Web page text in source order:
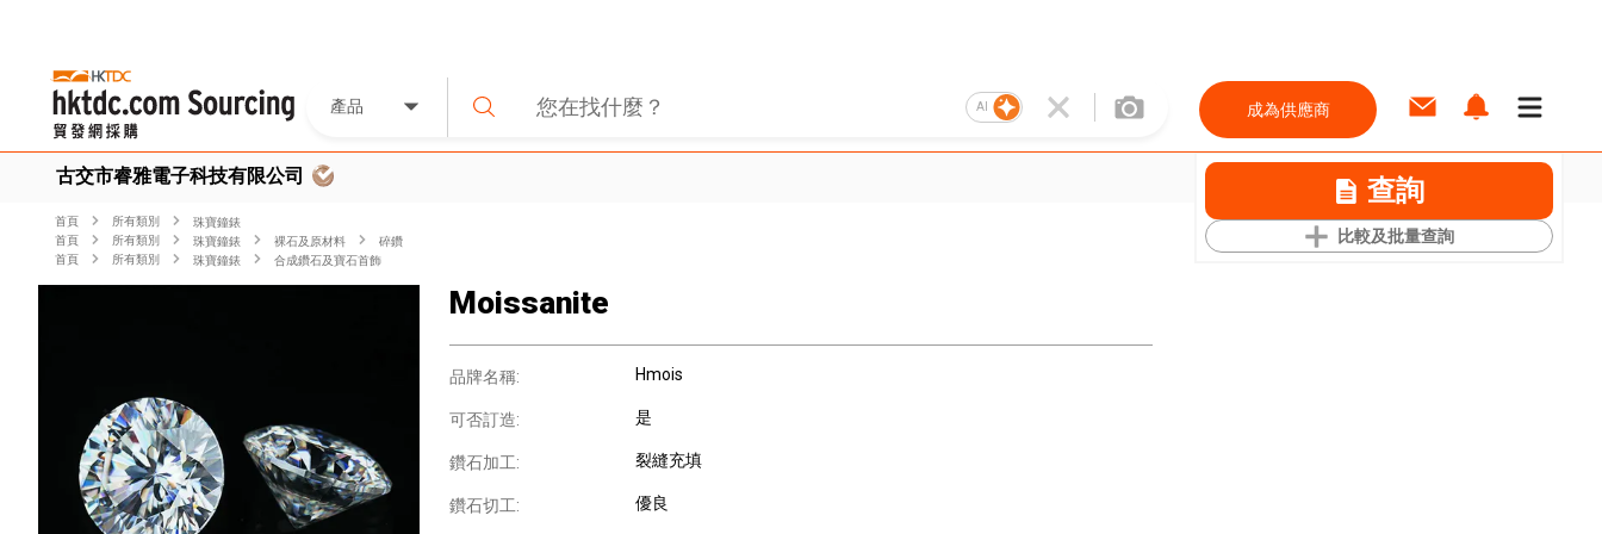
產品 AI 成為供應商
古交市睿雅電子科技有限公司 查詢
比較及批量查詢
首頁 所有類別
珠寶鐘錶
首頁
所有類別 珠寶鐘錶 裸石及原材料
碎鑽
首頁
所有類別 珠寶鐘錶 合成鑽石及寶石首飾
Moissanite
品牌名稱: Hmois
可否訂造: 是
鑽石加工: 裂縫充填
鑽石切工: 優良